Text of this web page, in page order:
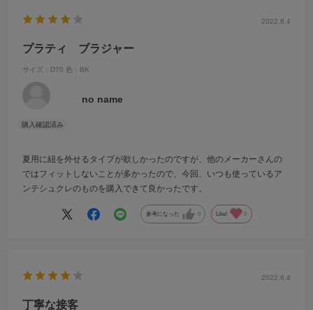
2022.8.4
プラティ ブラジャー
サイズ：D70 色：BK
no name
夏用に紐を外せるタイプが欲しかったのですが、他のメーカーさんの
ではフィットしないことが多かったので、今回、いつも使っているア
ンテシュクレのものを購入できて良かったです。
参考になった 0 Like! 0
2022.6.4
丁寧な接客